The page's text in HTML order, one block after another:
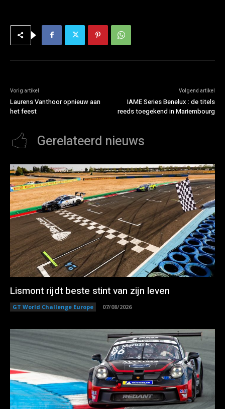
Vorig artikel
Laurens Vanthoor opnieuw aan
het feest
Volgend artikel
IAME Series Benelux : de titels
reeds toegekend in Mariembourg
Gerelateerd nieuws
Lismont rijdt beste stint van zijn leven
GT World Challenge Europe 07/08/2026